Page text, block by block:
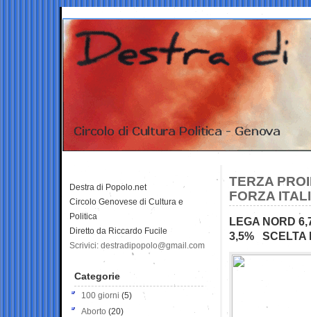
TERZA
FORZA
LEGA NORD
3,5% SCELTA
Destra di Popolo.net
Circolo Genovese di Cultura e
Politica
Diretto da Riccardo Fucile
Scrivici: destradipopolo@gmail.com
Categorie
100 giorni (5)
Aborto (20)